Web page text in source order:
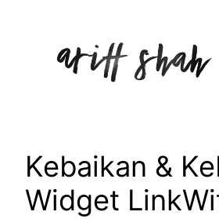
Kebaikan &
Widget